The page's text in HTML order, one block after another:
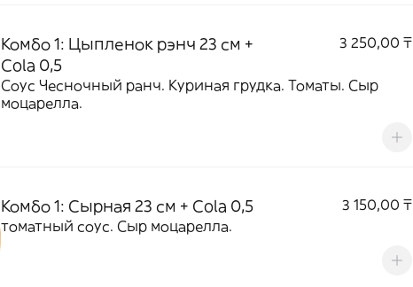
Комбо 1: Цыпленок рэнч 23 см +
Cola 0,5
3 250,00 ₸
Соус Чесночный ранч. Куриная грудка. Томаты. Сыр
моцарелла.
Комбо 1: Сырная 23 см + Cola 0,5
3 150,00 ₸
томатный соус. Сыр моцарелла.